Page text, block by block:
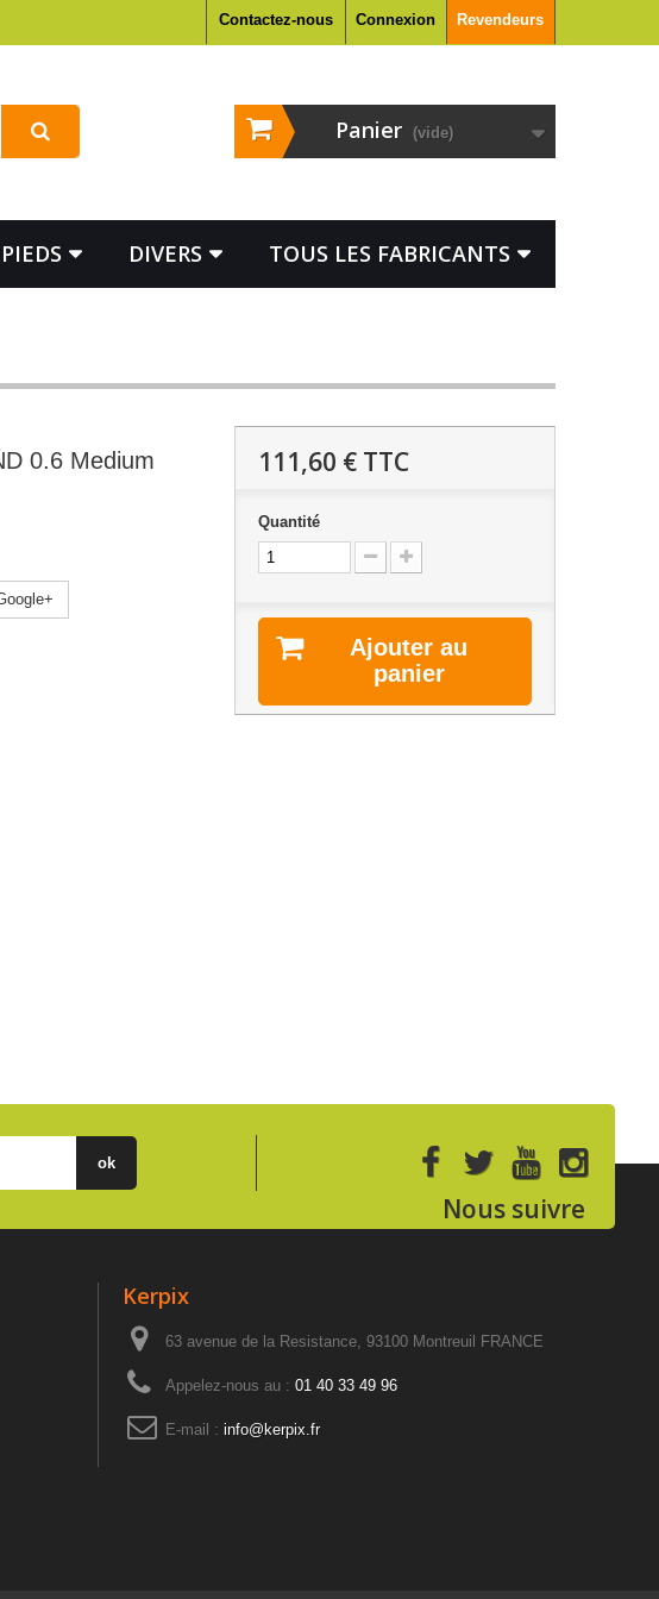
Connexion Revendeurs
Contactez-nous
Panier (vide)
DIVERS TOUS LES FABRICANTS
0.6 Medium 111,60 €TTC
Quantité
Ajouter au
panier
ok
Nous suivre
Kerpix
63 avenue de la Resistance, 93100 Montreuil FRANCE
Appelez-nous au : 01 40 33 49 96
E-mail : info@kerpix.fr